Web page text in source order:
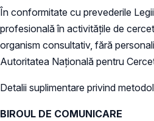
În conformitate cu prevederile
profesională în activităţile de
organism consultativ, fără
Autoritatea Națională pentru
Detalii suplimentare privind
BIROUL DE COMUNICARE